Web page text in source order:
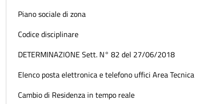
Piano sociale di zona
Codice disciplinare
DETERMINAZIONE Sett. N° 82 del 27/06/2018
Elenco posta elettronica e telefono uffici Area Tecnica
Cambio di Residenza in tempo reale